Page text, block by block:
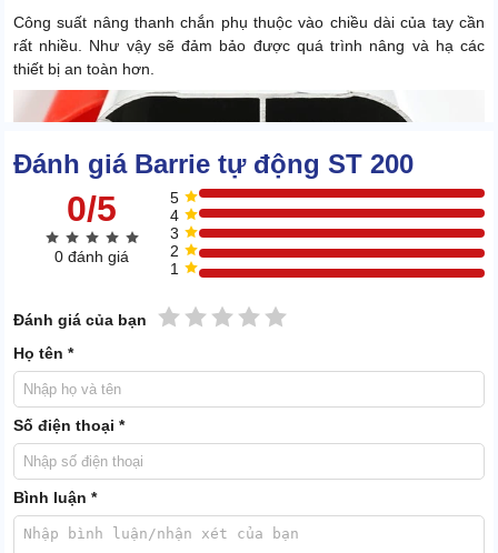
Công suất nâng thanh chắn phụ thuộc vào chiều dài của tay cần
rất nhiều. Như vậy sẽ đảm bảo được quá trình nâng và hạ các
thiết bị an toàn hơn.
Tay cần có thiết kế dạng dài làm bằng chất liệu hợp kim nhôm
Và các thiết bị khác
Đánh giá Barrie tự động ST 200
0/5
0 đánh giá
5
4
3
2
1
Đánh giá của bạn 5 sao
4 sao
3 sao
2 sao
1 sao
Họ tên *
Số điện thoại *
Bình luận *